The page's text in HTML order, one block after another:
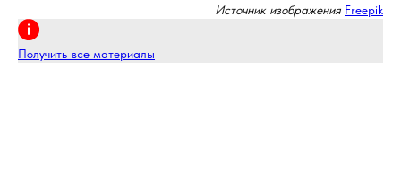
Источник изображения Freepik
Получить все материалы